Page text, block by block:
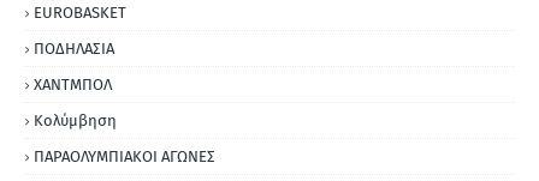
EUROBASKET
ΠΟΔΗΛΑΣΙΑ
ΧΑΝΤΜΠΟΛ
Κολύμβηση
ΠΑΡΑΟΛΥΜΠΙΑΚΟΙ ΑΓΩΝΕΣ